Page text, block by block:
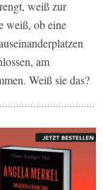
weiß zur
weiß, ob eine
am
Weiß sie das?